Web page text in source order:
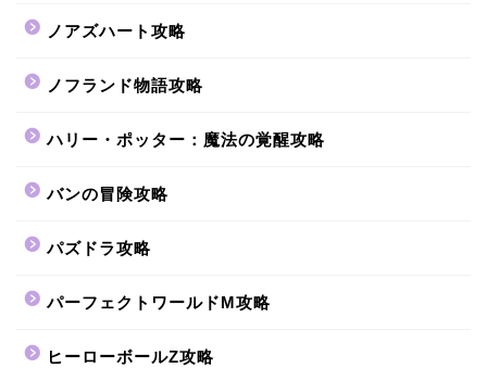
ノアズハート攻略
ノフランド物語攻略
ハリー・ポッター：魔法の覚醒攻略
バンの冒険攻略
パズドラ攻略
パーフェクトワールドM攻略
ヒーローボールZ攻略